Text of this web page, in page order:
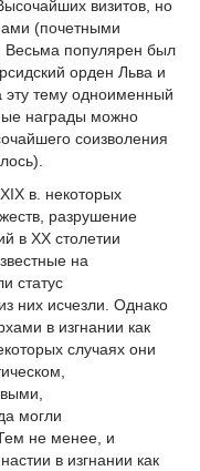
визитов, но
(почетными
Весьма популярен был
орден Льва и
тему одноименный
награды можно
соизволения
в. некоторых
разрушение
в ХХ столетии
на
статус
них исчезли. Однако
в изгнании как
случаях они
могли
не менее, и
в изгнании как